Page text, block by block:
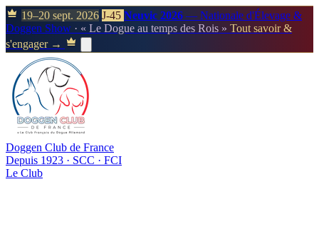
19–20 sept. 2026 J-45 Neuvic 2026 — Nationale d'Élevage &
Doggen Show · « Le Dogue au temps des Rois » Tout savoir &
s'engager →
Doggen Club de France
Depuis 1923 · SCC · FCI
Le Club